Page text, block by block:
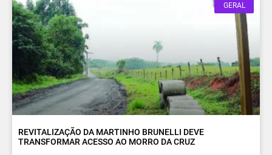
GERAL
REVITALIZAÇÃO DA MARTINHO BRUNELLI DEVE
TRANSFORMAR ACESSO AO MORRO DA CRUZ